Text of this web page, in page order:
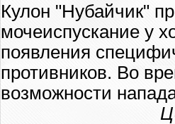
Кулон "Нубайчик"
мочеиспускание у
появления
противников. Во
возможности